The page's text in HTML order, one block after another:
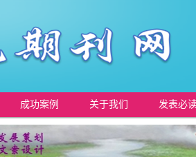
成功案例 关于我们 发表必